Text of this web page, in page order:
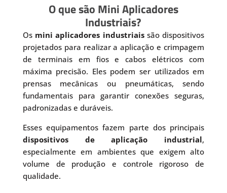
O que são Mini Aplicadores
Industriais?
Os mini aplicadores industriaissão dispositivos
projetados para realizar a aplicação e crimpagem
de terminais em fios e cabos elétricos com
máxima precisão. Eles podem ser utilizados em
prensas mecânicas ou pneumáticas, sendo
fundamentais para garantir conexões seguras,
padronizadas e duráveis.
Esses equipamentos fazem parte dos principais
dispositivos de aplicação industrial,
especialmente em ambientes que exigem alto
volume de produção e controle rigoroso de
qualidade.